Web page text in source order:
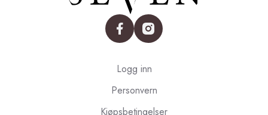
facebookinstagram
Logg inn
Personvern
Kjøpsbetingelser